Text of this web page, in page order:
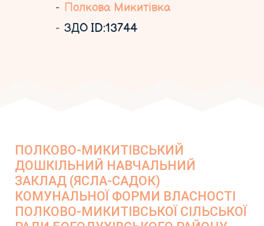
Полкова Микитівка
ЗДО ID:13744
ПОЛКОВО-МИКИТІВСЬКИЙ
ДОШКІЛЬНИЙ НАВЧАЛЬНИЙ
ЗАКЛАД (ЯСЛА-САДОК)
КОМУНАЛЬНОЇ ФОРМИ ВЛАСНОСТІ
ПОЛКОВО-МИКИТІВСЬКОЇ СІЛЬСЬКОЇ